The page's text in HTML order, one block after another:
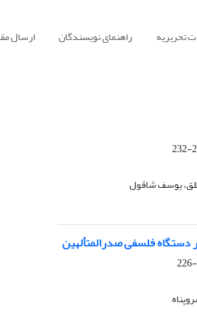
تحریریه راهنمای نویسندگان ارسال
یوسف شاقول
فلسفی صدرالمتألهین